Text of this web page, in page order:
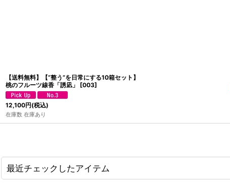
【送料無料】【“整う”を日常にする10箱セット】
桃のフルーツ線香「誘凪」
[003]
12,100円(税込)
在庫数 在庫あり
最近チェックしたアイテム